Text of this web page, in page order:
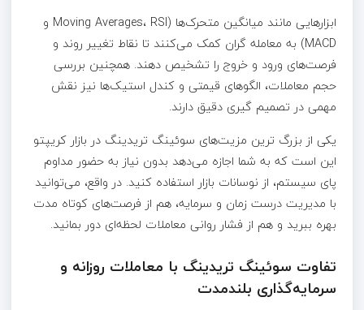
ابزارهایی مانند میانگین متحرک‌ها (Moving Averages، RSI و
MACD) به معامله‌ گران کمک می‌کنند تا نقاط تغییر روند و
فرصت‌های ورود و خروج را تشخیص دهند. همچنین بررسی
حجم معاملات، الگوهای قیمتی و کندل‌ استیک‌ها نیز نقش
مهمی در تصمیم‌ گیری دقیق دارند.
یکی از بزرگ‌ ترین مزیت‌های سوئینگ تریدینگ در بازار کریپتو
این است که به شما اجازه می‌دهد بدون نیاز به حضور مداوم
پای سیستم، از نوسانات بازار استفاده کنید. در واقع، می‌توانید
با مدیریت درست زمان و سرمایه، هم از فرصت‌های کوتاه‌ مدت
بهره ببرید و هم از فشار روانی معاملات لحظه‌ای دور بمانید.
تفاوت سوئینگ تریدینگ با معاملات روزانه و
سرمایه‌گذاری بلندمدت